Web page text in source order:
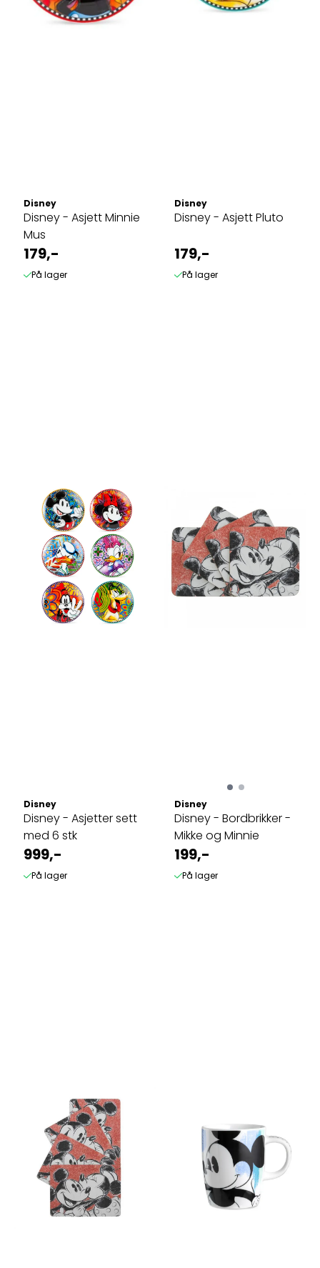
Disney
Disney - Asjett Minnie
Mus
179,-
På lager
Disney
Disney - Asjett Pluto
179,-
På lager
Disney
Disney - Asjetter sett
med 6 stk
999,-
På lager
Disney
Disney - Bordbrikker -
Mikke og Minnie
199,-
På lager